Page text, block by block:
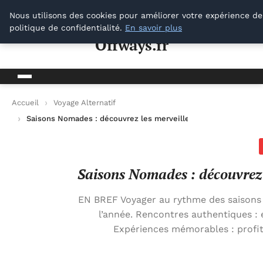
Offways.fr
Offways.fr
Accueil
Voyage Alternatif
Saisons Nomades : découvrez les merveilles des voyages au
Saisons Nomades :
EN BREF Voyager au rythme des
l’année. Rencontres authentiques
Expériences mémorables :
Nous utilisons des cookies pour améliorer votre expérience
politique de confidentialité. En savoir plus